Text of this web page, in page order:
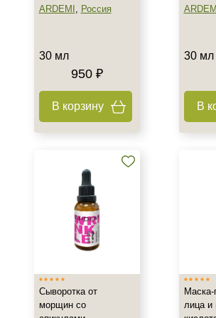
EGF
Время применения
Всесезонный
День
Для женщин
Для мужчин
Биозавивка ресниц
Биоревитализация
ARDEMI , Россия
30 мл
950 ₽
В корзину
ARDEMI
30 мл
В
Сыворотка от
морщин со
Маска-
лица
+7 (929) 933-09-89